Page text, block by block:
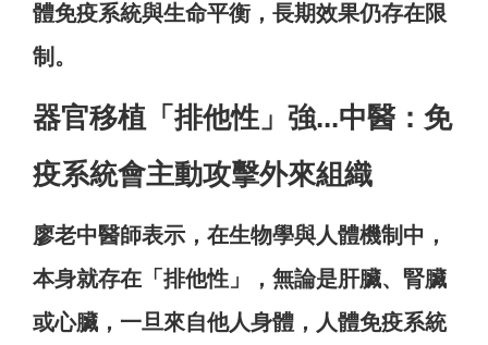
體免疫系統與生命平衡，長期效果仍存在限
制。
器官移植「排他性」強...中醫：免
疫系統會主動攻擊外來組織
廖老中醫師表示，在生物學與人體機制中，
本身就存在「排他性」，無論是肝臟、腎臟
或心臟，一旦來自他人身體，人體免疫系統